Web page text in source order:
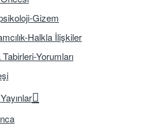
Gizem
Halkla İlişkiler
Yorumları